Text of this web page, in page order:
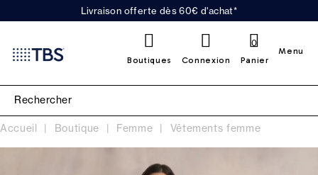
Livraison offerte dès 60€ d'achat*
Boutiques Connexion Panier
0
Menu
Accueil Boutique Femme Vêtements femme